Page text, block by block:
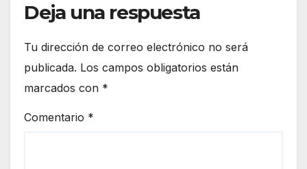
Deja una respuesta
Tu dirección de correo electrónico no será
publicada. Los campos obligatorios están
marcados con *
Comentario *